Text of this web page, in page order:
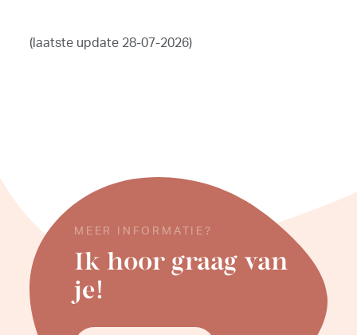
(laatste update 28-07-2026)
MEER INFORMATIE?
Ik hoor graag van
je!